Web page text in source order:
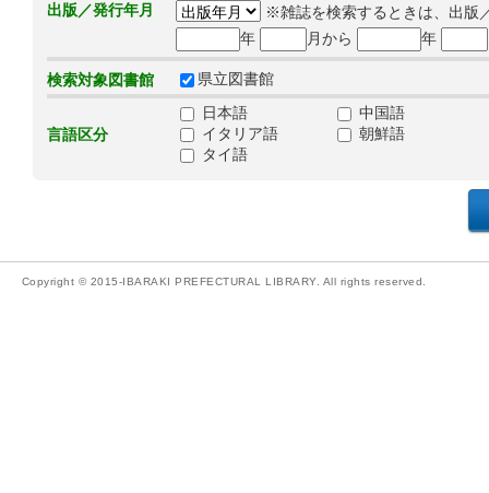
出版／発行年月
※雑誌を検索するときは、出版
年
月から 年
検索対象図書館 県立図書館
言語区分
日本語
中国語
イタリア語
朝鮮語
タイ語
Copyright © 2015-IBARAKI PREFECTURAL LIBRARY. All rights reserved.